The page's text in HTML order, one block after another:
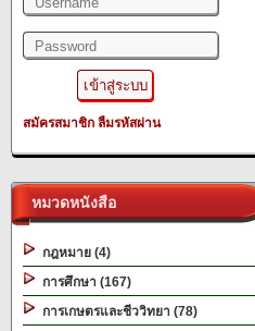
สมัครสมาชิก ลืมรหัสผ่าน
หมวดหนังสือ
กฎหมาย (4)
การศึกษา (167)
การเกษตรและชีววิทยา (78)